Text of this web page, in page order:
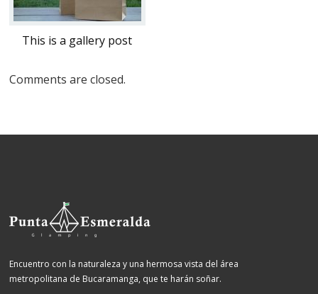
This is a gallery post
Comments are closed.
Encuentro con la naturaleza y una hermosa vista del área
metropolitana de Bucaramanga, que te harán soñar.